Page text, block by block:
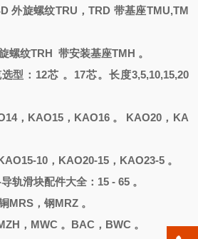
外旋螺纹TRU，TRD 带基座TMU,TM
螺纹TRH 带安装基座TMH 。
型： 12芯 。17芯。长度3,5,10,15,20
，KAO15，KAO16 。 KAO20，KA
10，KAO20-15，KAO23-5 。
轨滑块配件大全：15 - 65 。
MRS，钢MRZ 。
，MWC 。BAC，BWC 。